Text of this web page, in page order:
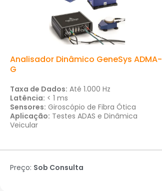
Analisador Dinâmico GeneSys ADMA-
G
Taxa de Dados: Até 1.000 Hz
Latência: < 1 ms
Sensores: Giroscópio de Fibra Ótica
Aplicação: Testes ADAS e Dinâmica
Veicular
Preço: Sob Consulta